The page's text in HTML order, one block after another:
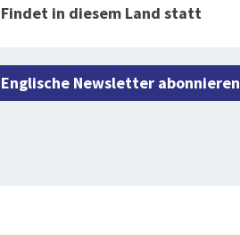
Findet in diesem Land statt
Englische Newsletter abonnieren